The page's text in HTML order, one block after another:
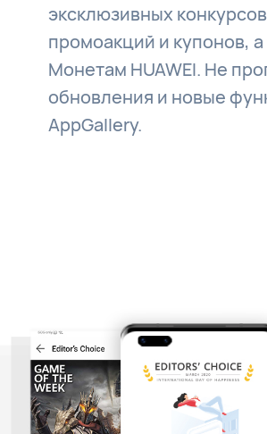
эксклюзивных
промоакций и купонов, а
Монетам HUAWEI. Не
обновления и новые
AppGallery.